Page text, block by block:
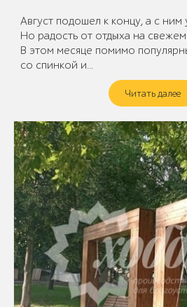
Август подошел к концу, а с ним
Но радость от отдыха на свежем
В этом месяце помимо
со спинкой и…
Читать далее